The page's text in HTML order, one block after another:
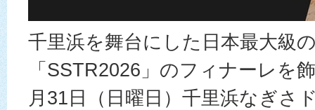
千里浜を舞台にした日本最大級
「SSTR2026」のフィナーレを
月31日（日曜日）千里浜なぎさ